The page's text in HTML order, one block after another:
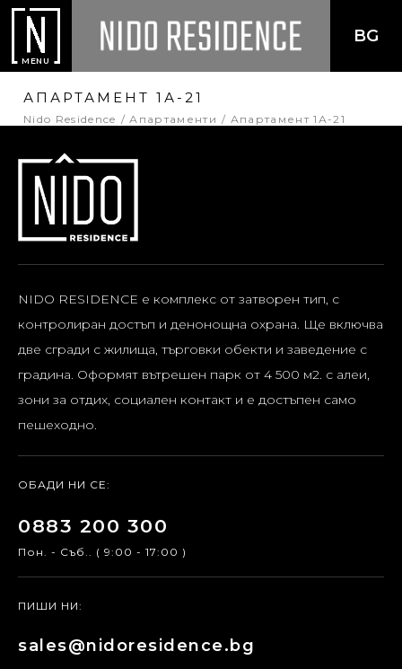
MENU
BG
АПАРТАМЕНТ 1А-21
Nido Residence Апартаменти Апартамент 1А-21
NIDO RESIDENCE е комплекс от затворен тип, с
контролиран достъп и денонощна охрана. Ще включва
две сгради с жилища, търговки обекти и заведение с
градина. Оформят вътрешен парк от 4 500 м2. с алеи,
зони за отдих, социален контакт и е достъпен само
пешеходно.
ОБАДИ НИ СЕ:
0883 200 300
Пон. - Съб.. ( 9:00 - 17:00 )
ПИШИ НИ:
sales@nidoresidence.bg